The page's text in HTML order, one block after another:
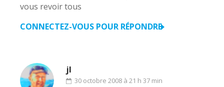
vous revoir tous
CONNECTEZ-VOUS POUR RÉPONDRE
jl
30 octobre 2008 à 21 h 37 min